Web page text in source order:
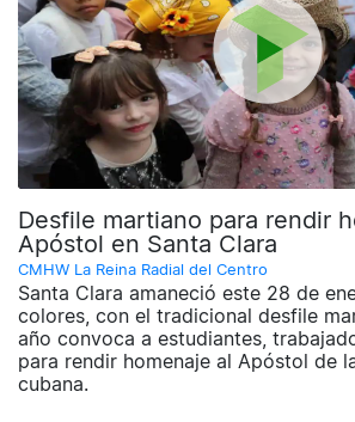
Desfile martiano para rendir
Apóstol en Santa Clara
CMHW La Reina Radial del Centro
Santa Clara amaneció este 28 de
colores, con el tradicional desfile
año convoca a estudiantes,
para rendir homenaje al Apóstol de
cubana.